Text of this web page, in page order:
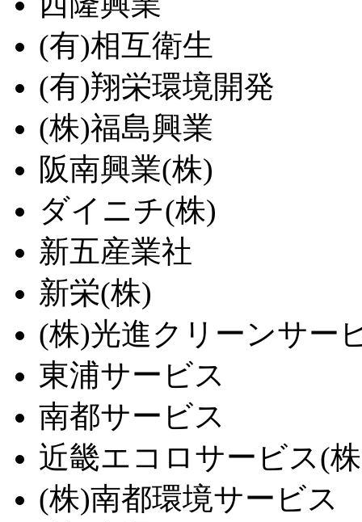
(有)相互衛生
(有)翔栄環境開発
(株)福島興業
阪南興業(株)
ダイニチ(株)
新五産業社
新栄(株)
(株)光進クリーンサー
東浦サービス
南都サービス
近畿エコロサービス(
(株)南都環境サービス